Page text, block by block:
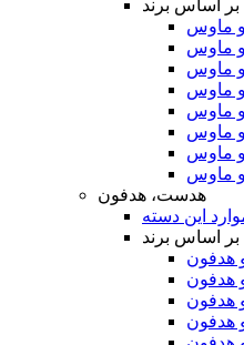
اساس برند
هدست، هدفون
این دسته
اساس برند